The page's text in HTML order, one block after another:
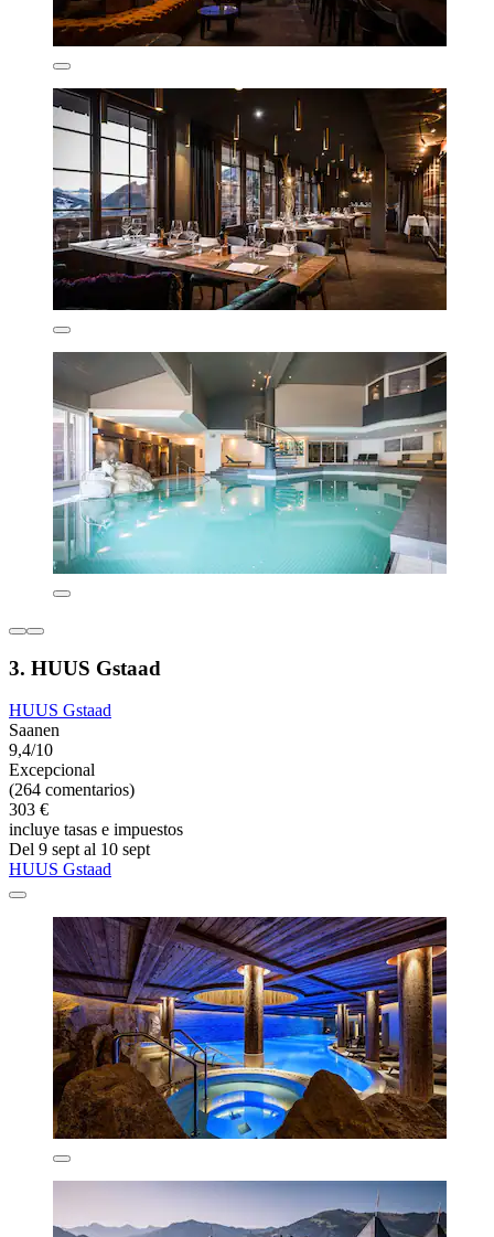
3. HUUS Gstaad
HUUS Gstaad
Saanen
9,4/10
Excepcional
(264 comentarios)
303 €
incluye tasas e impuestos
Del 9 sept al 10 sept
HUUS Gstaad